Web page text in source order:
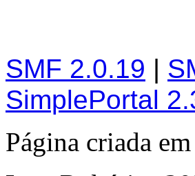
SMF 2.0.19 |
SimplePortal
Página criada